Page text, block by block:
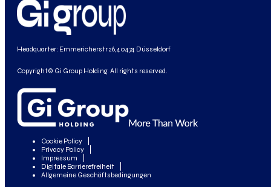
Headquarter: Emmericherstr 26, 40474 Düsseldorf
Copyright© Gi Group Holding. All rights reserved.
Cookie Policy
Privacy Policy
Impressum
Digitale Barrierefreiheit
Allgemeine Geschäftsbedingungen